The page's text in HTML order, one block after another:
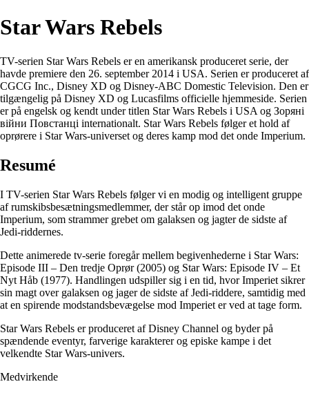
Star Wars Rebels
TV-serien Star Wars Rebels er en amerikansk produceret serie, der
havde premiere den 26. september 2014 i USA. Serien er produceret af
CGCG Inc., Disney XD og Disney-ABC Domestic Television. Den er
tilgængelig på Disney XD og Lucasfilms officielle hjemmeside. Serien
er på engelsk og kendt under titlen Star Wars Rebels i USA og Зоряні
війни Повстанці internationalt. Star Wars Rebels følger et hold af
oprørere i Star Wars-universet og deres kamp mod det onde Imperium.
Resumé
I TV-serien Star Wars Rebels følger vi en modig og intelligent gruppe
af rumskibsbesætningsmedlemmer, der står op imod det onde
Imperium, som strammer grebet om galaksen og jagter de sidste af
Jedi-riddernes.
Dette animerede tv-serie foregår mellem begivenhederne i Star Wars:
Episode III – Den tredje Oprør (2005) og Star Wars: Episode IV – Et
Nyt Håb (1977). Handlingen udspiller sig i en tid, hvor Imperiet sikrer
sin magt over galaksen og jager de sidste af Jedi-riddere, samtidig med
at en spirende modstandsbevægelse mod Imperiet er ved at tage form.
Star Wars Rebels er produceret af Disney Channel og byder på
spændende eventyr, farverige karakterer og episke kampe i det
velkendte Star Wars-univers.
Medvirkende